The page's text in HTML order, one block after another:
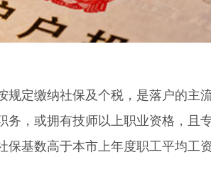
定缴纳社保及个税，是落户的主
，或拥有技师以上职业资格，且
基数高于本市上年度职工平均工